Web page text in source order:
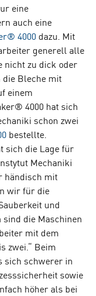
eine
auch eine
4000 dazu. Mit
generell alle
nicht zu dick oder
die Bleche mit
einem
4000 hat sich
schon zwei
bestellte.
sich die Lage für
Mechaniki
händisch mit
wir für die
und
die Maschinen
mit dem
zwei.“ Beim
sich schwerer in
sowie
höher als bei